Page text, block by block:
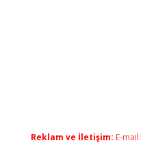
Reklam ve İletişim: E-mail: